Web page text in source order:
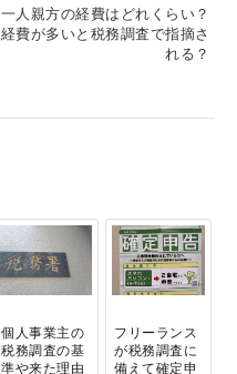
一人親方の経費はどれくらい？
経費が多いと税務調査で指摘さ
れる？
個人事業主の
税務調査の基
準や来た理由
フリーランス
が税務調査に
備えて確定申